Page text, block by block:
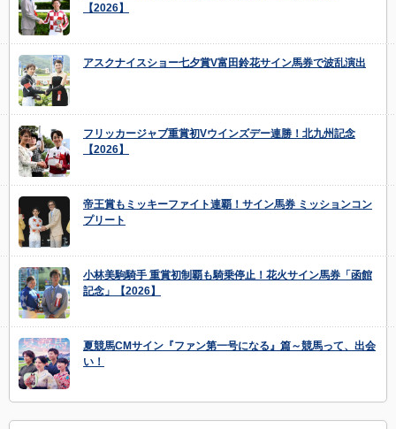
【2026】
アスクナイスショー七夕賞V富田鈴花サイン馬券で波乱演出
フリッカージャブ重賞初Vウインズデー連勝！北九州記念
【2026】
帝王賞もミッキーファイト連覇！サイン馬券 ミッションコン
プリート
小林美駒騎手 重賞初制覇も騎乗停止！花火サイン馬券「函館
記念」【2026】
夏競馬CMサイン『ファン第一号になる』篇～競馬って、出会
い！